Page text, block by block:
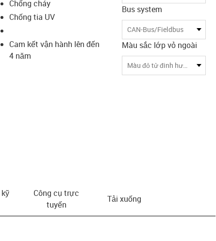
Chống cháy
Chống tia UV
Cam kết vận hành lên đến
4 năm
Bus system
CAN-Bus/Fieldbus
Màu sắc lớp vỏ ngoài
Màu đỏ tử đinh hương (tương đương với RAL 4001)
Công cụ trực
tuyến
Tải xuống